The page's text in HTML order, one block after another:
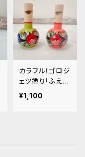
カラフル！ゴロジ
ェツ塗り「ふえ・
ホイッスル」6cm
¥1,100